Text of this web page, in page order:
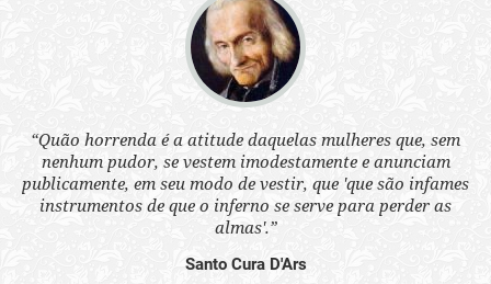
“Quão horrenda é a atitude daquelas mulheres que, sem
nenhum pudor, se vestem imodestamente e anunciam
publicamente, em seu modo de vestir, que 'que são infames
instrumentos de que o inferno se serve para perder as
almas'.”
Santo Cura D'Ars